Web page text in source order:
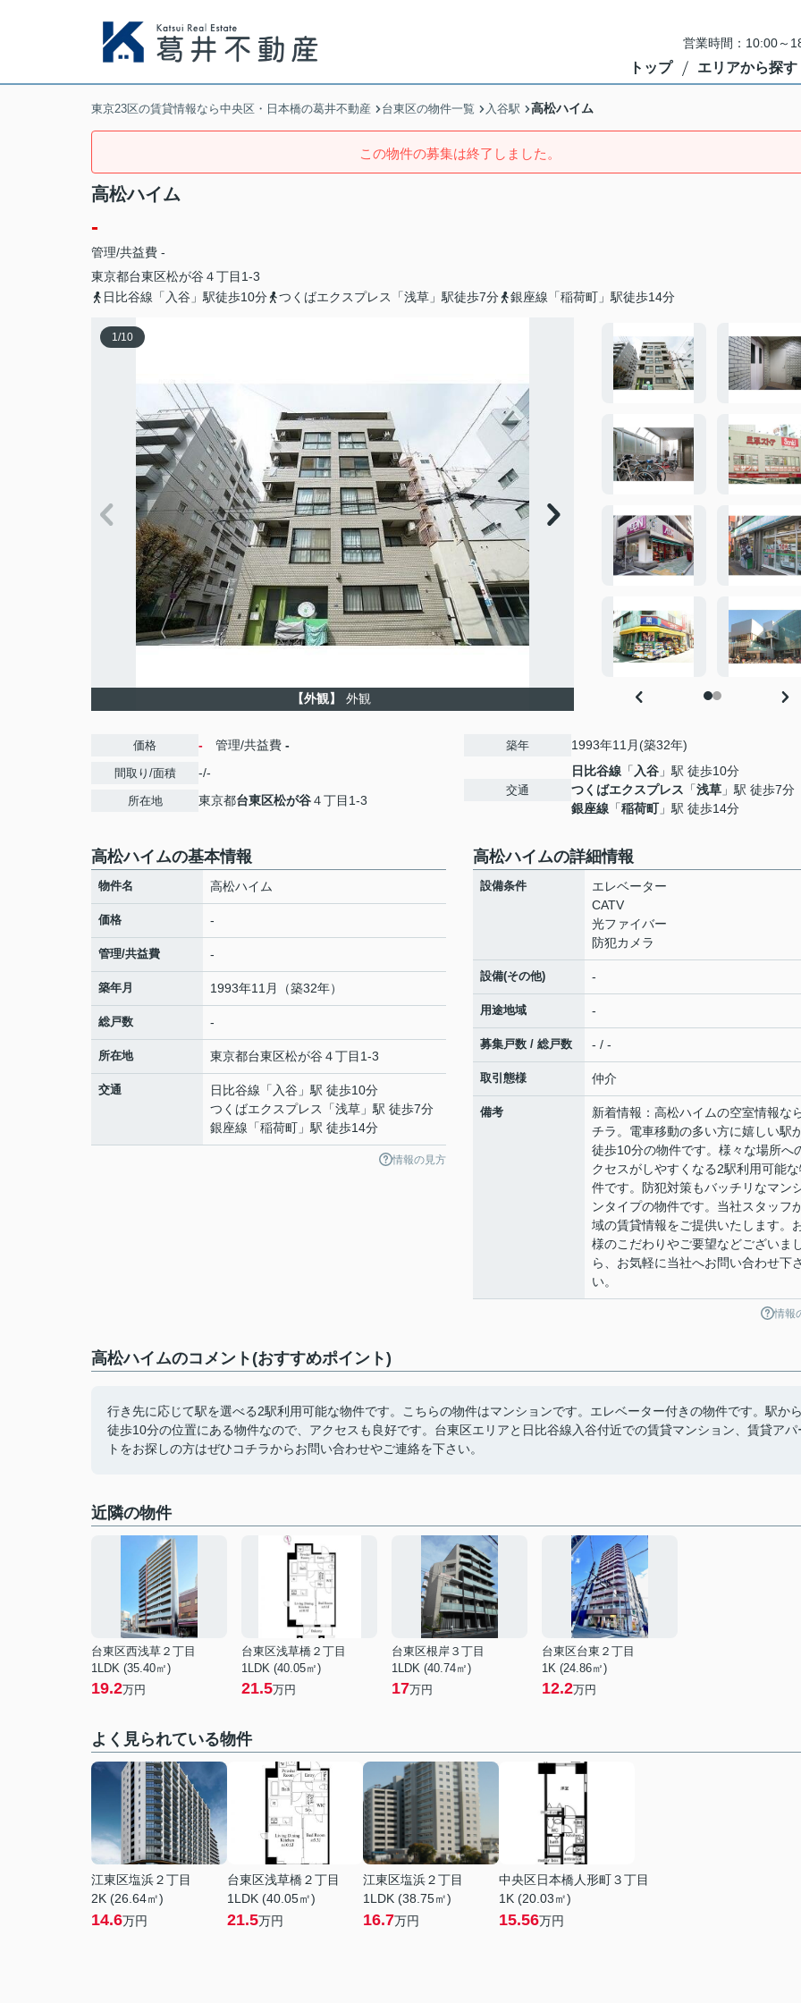
営業時間：10:00～
トップ エリアから探す
東京23区の賃貸情報なら中央区・日本橋の葛井不動産 台東区の物件一覧 入谷駅 高松ハイム
この物件の募集は終了しました。
高松ハイム
-
管理/共益費 -
東京都台東区松が谷 ４丁目1-3
日比谷線「入谷」駅徒歩10分
つくばエクスプレス「浅草」駅徒歩7分 銀座線「稲荷町」駅徒歩14分
1/10
【外観】 外観
価格 - 管理/共益費 -
間取り/面積 -/-
所在地 東京都台東区松が谷４丁目1-3
築年 1993年11月(築32年)
交通
日比谷線 「 入谷 」駅 徒歩10分
つくばエクスプレス 「浅草 」駅 徒歩7分
銀座線 「稲荷町」駅 徒歩14分
高松ハイムの基本情報
物件名 高松ハイム
価格 -
管理/共益費 -
築年月 1993年11月（築32年）
総戸数 -
所在地 東京都台東区松が谷 ４丁目1-3
交通 日比谷線 「 入谷 」駅 徒歩10分
つくばエクスプレス
「浅草 」駅 徒歩7分
銀座線 「稲荷町 」駅 徒歩14分
情報の見方
高松ハイムの詳細情報
設備条件
エレベーター
CATV
光ファイバー
防犯カメラ
設備(その他) -
用途地域 -
募集戸数 / 総戸数 - / -
取引態様 仲介
備考
新着情報：高松ハイムの空室情報な
チラ。電車移動の多い方に嬉しい駅
徒歩10分の物件です。様々な場所へ
クセスがしやすくなる2駅利用可能な
件です。防犯対策もバッチリなマン
ンタイプの物件です。当社スタッフ
域の賃貸情報をご提供いたします。
様のこだわりやご要望などございま
ら、お気軽に当社へお問い合わせ下さ
い。
情報
高松ハイムのコメント(おすすめポイント)
行き先に応じて駅を選べる2駅利用可能な物件です。こちらの物件はマンションです。エレベーター付きの物件です。駅から
徒歩10分の位置にある物件なので、アクセスも良好です。台東区エリアと日比谷線入谷付近での賃貸マンション、賃貸アパ
トをお探しの方はぜひコチラからお問い合わせやご連絡を下さい。
近隣の物件
台東区西浅草２丁目
1LDK (35.40㎡)
19.2万円
台東区浅草橋２丁目
1LDK (40.05㎡)
21.5万円
台東区根岸３丁目
1LDK (40.74㎡)
17万円
台東区台東２丁目
1K (24.86㎡)
12.2万円
よく見られている物件
江東区塩浜２丁目
2K (26.64㎡)
14.6万円
台東区浅草橋２丁目
1LDK (40.05㎡)
21.5万円
江東区塩浜２丁目
1LDK (38.75㎡)
16.7万円
中央区日本橋人形町３丁目
1K (20.03㎡)
15.56万円